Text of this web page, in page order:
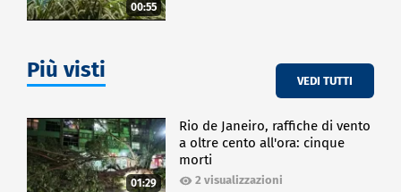
00:55
Più visti VEDI TUTTI
01:29
Rio de Janeiro, raffiche di vento
a oltre cento all'ora: cinque
morti
2 visualizzazioni